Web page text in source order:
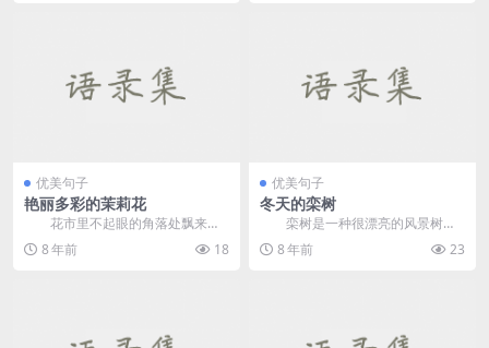
优美句子
艳丽多彩的茉莉花
花市里不起眼的角落处飘来一
阵淡淡的清香，它将我带到一盆茉
莉花前，廋弱的枝干，...
8 年前 18
优美句子
冬天的栾树
栾树是一种很漂亮的风景树，
又名灯笼树、摇钱树、国庆花。栾
树的树形高大而端正，...
8 年前 23